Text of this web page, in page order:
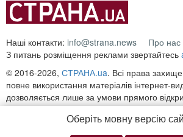
Наші контакти: info@strana.news Про нас
З питань розміщення реклами звертайтесь
© 2016-2026, СТРАНА.ua. Всі права
повне використання матеріалів інтернет-
дозволяється лише за умови прямого
систем гіперпосилання на безпосередню
Будь-яке копіювання, публікація, передрук
Оберіть мовну версію